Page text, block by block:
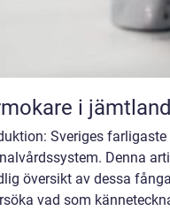
i jämtland
Sveriges
Denna
översikt av dessa
vad som